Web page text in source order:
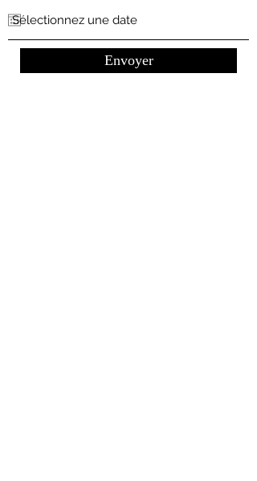
Envoyer